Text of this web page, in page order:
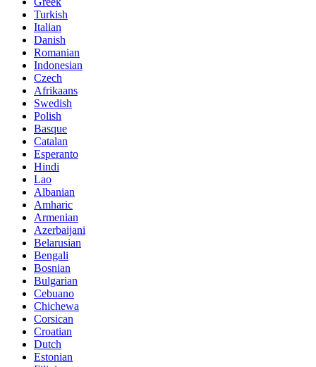
Turkish
Italian
Danish
Romanian
Indonesian
Czech
Afrikaans
Swedish
Polish
Basque
Catalan
Esperanto
Hindi
Lao
Albanian
Amharic
Armenian
Azerbaijani
Belarusian
Bengali
Bosnian
Bulgarian
Cebuano
Chichewa
Corsican
Croatian
Dutch
Estonian